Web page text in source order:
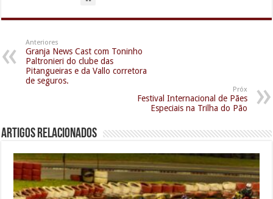
Anteriores
Granja News Cast com Toninho
Paltronieri do clube das
Pitangueiras e da Vallo corretora
de seguros.
Próx
Festival Internacional de Pães
Especiais na Trilha do Pão
Artigos relacionados